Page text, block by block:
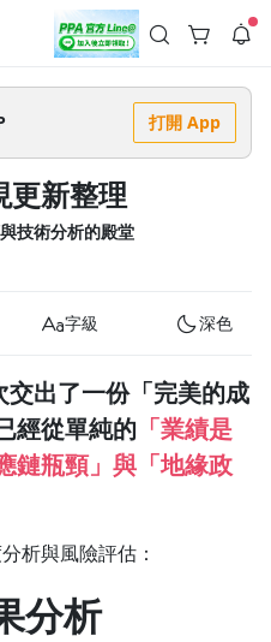
千元優惠券！
告
房升級｜期間快閃活動
現折 NT$300、再贈最高
偷偷在冷氣房升級 📈⭐️ 【冷氣房
現折 NT$300◾活動期間：
酷暑季好康 \ 再加碼 /→ 點數回饋
閱✅ 消費即享回饋 1% 點數✅ 滿
PPA 官方帳號 Line@ 專屬活動，加
部
打開 App
更新整理
技術分析的殿堂
字級 深色
出了一份「完美的成
經從單純的 「業績是
鏈瓶頸」與「地緣政
析與風險評估：
分析
--:--
播放清單
清單
逛
放器